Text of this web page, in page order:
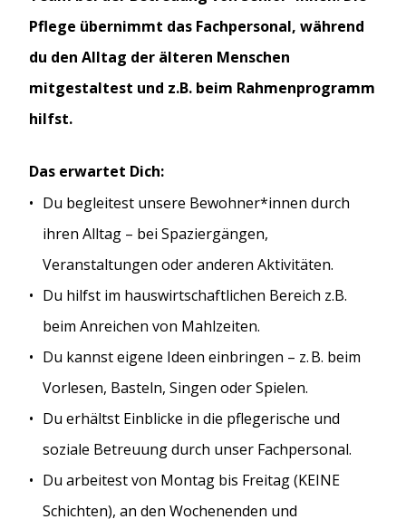
Pflege übernimmt das Fachpersonal, während
du den Alltag der älteren Menschen
mitgestaltest und z.B. beim Rahmenprogramm
hilfst.
Das erwartet Dich:
Du begleitest unsere Bewohner*innen durch
ihren Alltag – bei Spaziergängen,
Veranstaltungen oder anderen Aktivitäten.
Du hilfst im hauswirtschaftlichen Bereich z.B.
beim Anreichen von Mahlzeiten.
Du kannst eigene Ideen einbringen – z. B. beim
Vorlesen, Basteln, Singen oder Spielen.
Du erhältst Einblicke in die pflegerische und
soziale Betreuung durch unser Fachpersonal.
Du arbeitest von Montag bis Freitag (KEINE
Schichten), an den Wochenenden und